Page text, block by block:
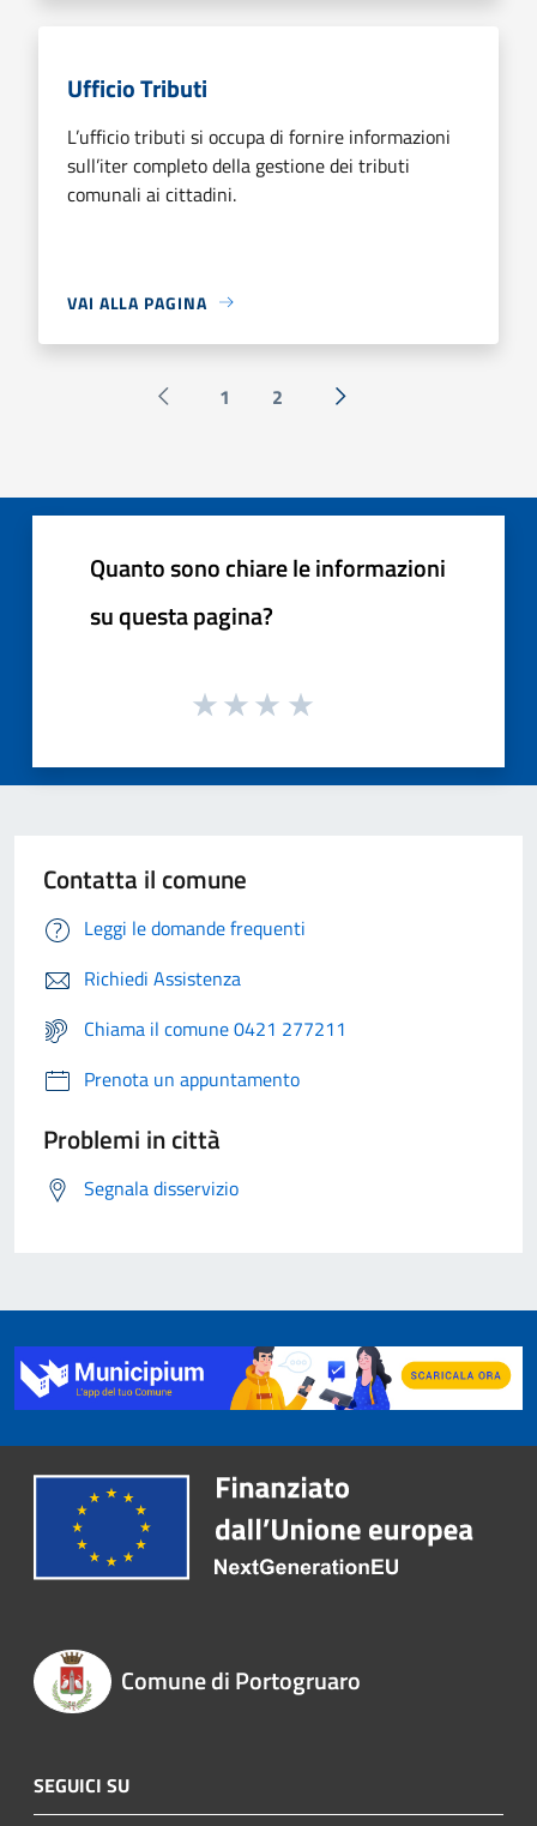
Ufficio Tributi
L’ufficio tributi si occupa di fornire informazioni
sull’iter completo della gestione dei tributi
comunali ai cittadini.
VAI ALLA PAGINA
Pagina precedente
1 2 Successiva »
Quanto sono chiare le informazioni
su questa pagina?
Contatta il comune
Leggi le domande frequenti
Richiedi Assistenza
Chiama il comune 0421 277211
Prenota un appuntamento
Problemi in città
Segnala disservizio
Comune di Portogruaro
SEGUICI SU